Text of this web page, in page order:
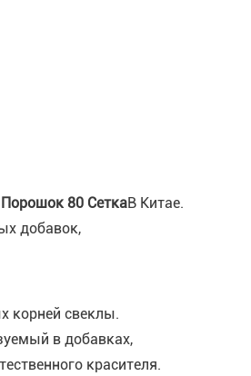
80 СеткаВ Китае.
добавок,
корней свеклы.
в добавках,
красителя.